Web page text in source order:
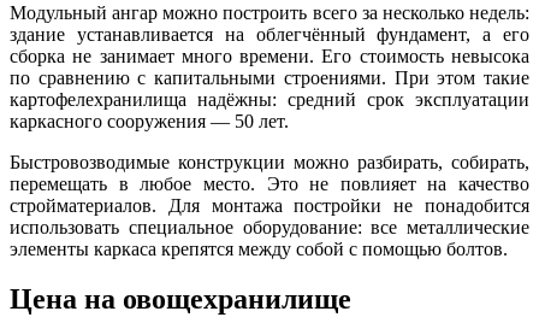
Модульный ангар можно построить всего за несколько недель:
здание устанавливается на облегчённый фундамент, а его
сборка не занимает много времени. Его стоимость невысока
по сравнению с капитальными строениями. При этом такие
картофелехранилища надёжны: средний срок эксплуатации
каркасного сооружения — 50 лет.
Быстровозводимые конструкции можно разбирать, собирать,
перемещать в любое место. Это не повлияет на качество
стройматериалов. Для монтажа постройки не понадобится
использовать специальное оборудование: все металлические
элементы каркаса крепятся между собой с помощью болтов.
Цена на овощехранилище